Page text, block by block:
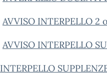
AVVISO INTERPELLO 2
AVVISO INTERPELLO
INTERPELLO